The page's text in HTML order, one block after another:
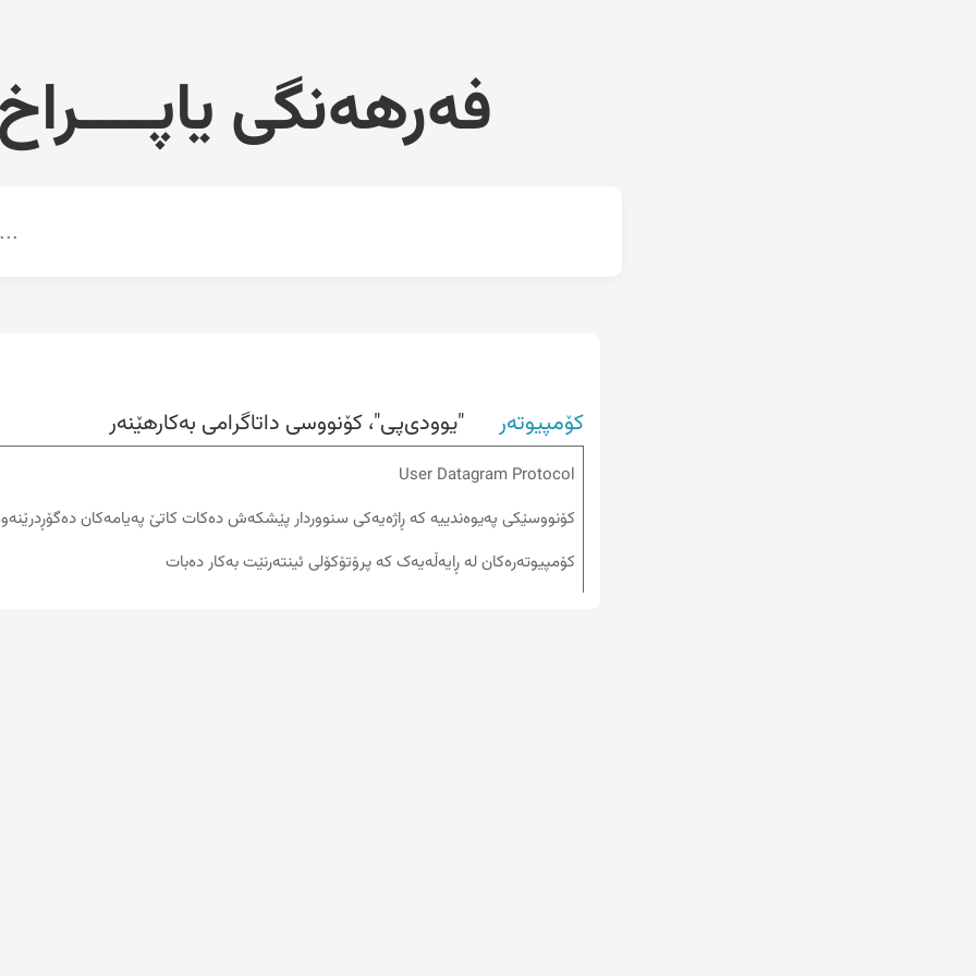
فەرهەنگی یاپــــراخ
کۆمپیوتەر "یوودی‌پی"، کۆنووسی داتاگرامی به‌کارهێنه‌ر
User Datagram Protocol
کۆنووسێکی په‌یوه‌ندییه‌ که‌ ڕاژه‌یه‌کی سنووردار پێشکه‌ش ده‌کات کاتێ په‌یامه‌کان
کۆمپیوته‌ره‌کان له‌ ڕایه‌ڵه‌یه‌ک که‌ پرۆتۆکۆلی ئینته‌رنێت به‌کار ده‌بات